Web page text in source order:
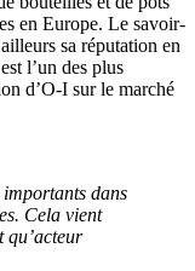
en Europe. Le savoir-
sa réputation en
l’un des plus
d’O-I sur le marché
importants dans
Cela vient
qu’acteur